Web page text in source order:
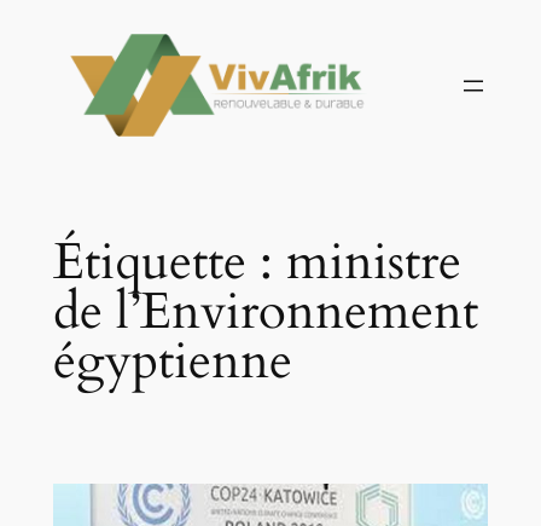
contenu
Étiquette : ministre
de l’Environnement
égyptienne